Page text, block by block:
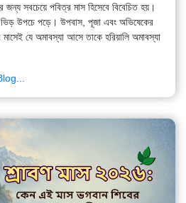
জন্য সবচেয়ে পবিত্র মাস হিসেবে বিবেচিত হয়।
ভিড় উপচে পড়ে। উপবাস, পূজা এবং অভিষেকের
যে অমাবস্যা আসে তাকে হরিয়ালি অমাবস্যা